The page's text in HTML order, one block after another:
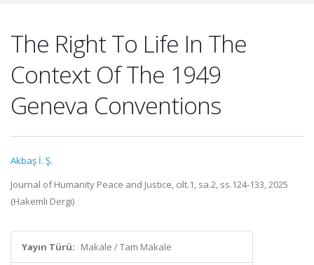
The Right To Life In The
Context Of The 1949
Geneva Conventions
Akbaş İ. Ş.
Journal of Humanity Peace and Justice, cilt.1, sa.2, ss.124-133, 2025
(Hakemli Dergi)
Yayın Türü: Makale / Tam Makale